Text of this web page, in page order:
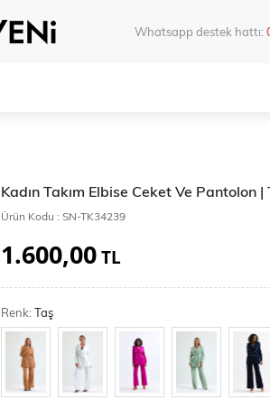
Whatsapp destek hattı:
Kadın Takım Elbise Ceket Ve Pantolon
Ürün Kodu : SN-TK34239
1.600,00TL
Renk:Taş